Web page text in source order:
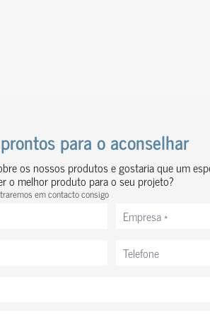
Ver obra
para o aconselhar
os nossos produtos e gostaria que um
o melhor produto para o seu projeto?
em contacto consigo